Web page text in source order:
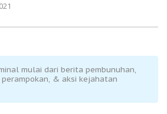
mulai dari berita pembunuhan,
& aksi kejahatan